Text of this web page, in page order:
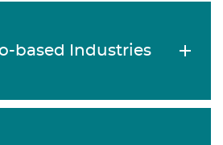
based Industries